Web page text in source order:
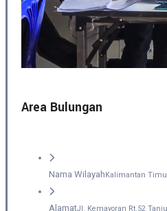
Area Bulungan
Nama WilayahKalimantan
AlamatJl. Kemayoran Rt.52